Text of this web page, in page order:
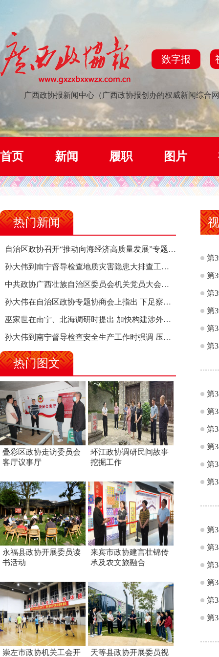
数字报
广西政协报新闻中心（广西政协报创办的权威新闻综合
首页 新闻 履职 图片
热门新闻
自治区政协召开“推动向海经济高质量发展”专题调研座谈会 钱学明出席并讲话
孙大伟到南宁督导检查地质灾害隐患大排查工作时强调 筑牢地质灾害安全防线 全力保障人民群众生命财产安全
中共政协广西壮族自治区委员会机关党员大会召开 选举产生新一届机关党委、机关纪委
孙大伟在自治区政协专题协商会上指出 下足察识谋督之功 恪尽服务大局之责 助推有色金属、关键金属产业高质量发展
巫家世在南宁、北海调研时提出 加快构建涉外法律供给集群 护航向海经济高质量发展
孙大伟到南宁督导检查安全生产工作时强调 压紧压实责任 狠抓隐患整治 坚决筑牢安全生产防线
热门图文
叠彩区政协走访委员会
客厅议事厅
环江政协调研民间故事
挖掘工作
永福县政协开展委员读
书活动
来宾市政协建言壮锦传
承及农文旅融合
崇左市政协机关工会开
天等县政协开展委员视
第
第
第
第
第
第
第
第
第
第
第
第
第
第
第
第
第
第